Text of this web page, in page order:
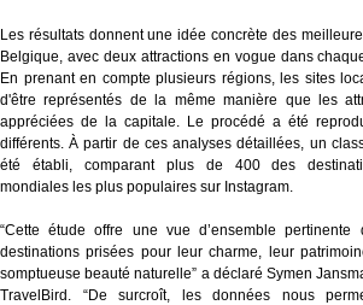
Les résultats donnent une idée concrète des
Belgique, avec deux attractions en vogue dans
En prenant en compte plusieurs régions, les sites
d'être représentés de la même manière que les
appréciées de la capitale. Le procédé a été
différents. À partir de ces analyses détaillées, un
été établi, comparant plus de 400 des
mondiales les plus populaires sur Instagram.
“Cette étude offre une vue d’ensemble pertinente
destinations prisées pour leur charme, leur
somptueuse beauté naturelle” a déclaré Symen
TravelBird. “De surcroît, les données nous